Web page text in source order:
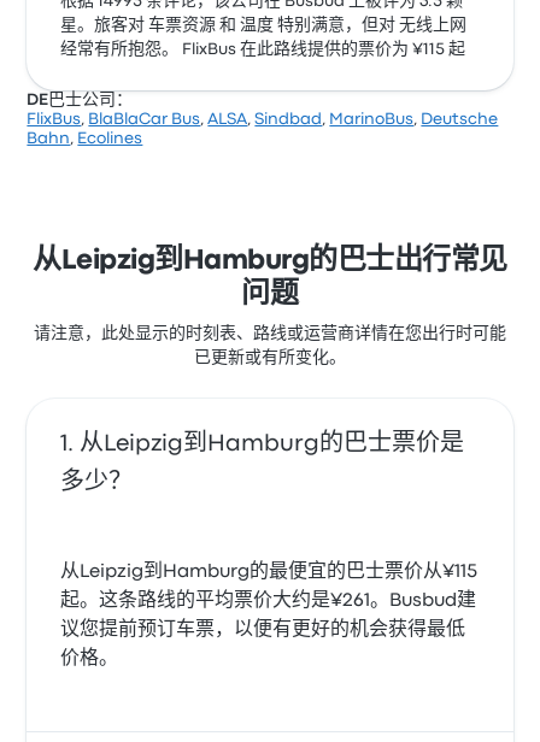
星。旅客对 车票资源 和 温度 特别满意，但对 无线上网
经常有所抱怨。 FlixBus 在此路线提供的票价为 ¥115 起
DE巴士公司：
FlixBus, BlaBlaCar Bus,ALSA,Sindbad , MarinoBus, Deutsche
Bahn, Ecolines
从Leipzig到Hamburg的巴士出行常见
问题
请注意，此处显示的时刻表、路线或运营商详情在您出行时可能
已更新或有所变化。
从Leipzig到Hamburg的巴士票价是
多少？
从Leipzig到Hamburg的最便宜的巴士票价从¥115
起。这条路线的平均票价大约是¥261。Busbud建
议您提前预订车票，以便有更好的机会获得最低
价格。